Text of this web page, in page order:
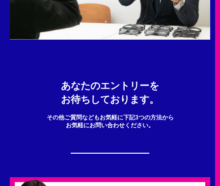
あなたのエントリーを
お待ちしております。
その他ご質問などもお気軽に下記3つの方法から
お気軽にお問い合わせください。